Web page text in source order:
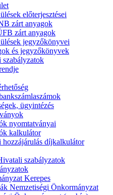
előterjesztései
zárt anyagok
zárt anyagok
jegyzőkönyvei
és jegyzőkönyvek
ügyintézés
nyomtatványai
kalkulátor
hozzájárulás díjkalkulátor
szabályzatok
Kerepes
Nemzetiségi Önkormányzat